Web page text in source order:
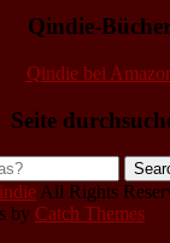
Qindie-
Qindie bei
Seite
All Rights
by Catch Themes